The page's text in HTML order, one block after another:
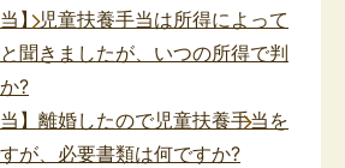
当】児童扶養手当は所得によって
聞きましたが、いつの所得で判
?
当】離婚したので児童扶養手当を
が、必要書類は何ですか?